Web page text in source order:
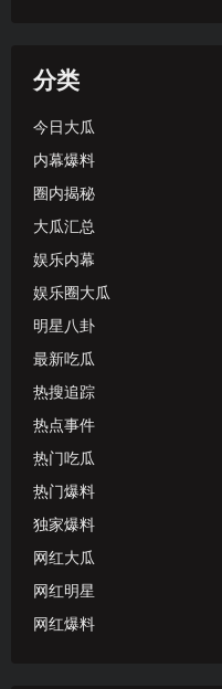
分类
今日大瓜
内幕爆料
圈内揭秘
大瓜汇总
娱乐内幕
娱乐圈大瓜
明星八卦
最新吃瓜
热搜追踪
热点事件
热门吃瓜
热门爆料
独家爆料
网红大瓜
网红明星
网红爆料